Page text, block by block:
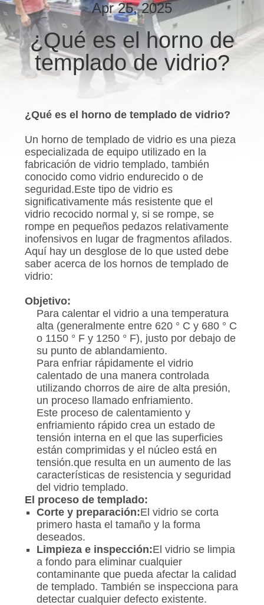
CONTROL
DE
CALIDAD
NOTICIAS
SOLICITAR
UNA
COTIZACIÓN
MAPA
DEL
PRIVACY
POLICY
Apr 25, 2025
¿Qué es el horno de
templado de vidrio?
¿Qué es el horno de templado de vidrio?
Un horno de templado de vidrio es una pieza
especializada de equipo utilizado en la
fabricación de vidrio templado, también
conocido como vidrio endurecido o de
seguridad.Este tipo de vidrio es
significativamente más resistente que el
vidrio recocido normal y, si se rompe, se
rompe en pequeños pedazos relativamente
inofensivos en lugar de fragmentos afilados.
Aquí hay un desglose de lo que usted debe
saber acerca de los hornos de templado de
vidrio:
Objetivo:
Para calentar el vidrio a una temperatura
alta (generalmente entre 620 ° C y 680 ° C
o 1150 ° F y 1250 ° F), justo por debajo de
su punto de ablandamiento.
Para enfriar rápidamente el vidrio
calentado de una manera controlada
utilizando chorros de aire de alta presión,
un proceso llamado enfriamiento.
Este proceso de calentamiento y
enfriamiento rápido crea un estado de
tensión interna en el que las superficies
están comprimidas y el núcleo está en
tensión.que resulta en un aumento de las
características de resistencia y seguridad
del vidrio templado.
El proceso de templado:
Corte y preparación:El vidrio se corta
primero hasta el tamaño y la forma
deseados.
Limpieza e inspección:El vidrio se limpia
a fondo para eliminar cualquier
contaminante que pueda afectar la calidad
de templado. También se inspecciona para
detectar cualquier defecto existente.